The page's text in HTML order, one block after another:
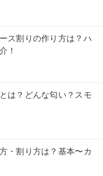
ス割りの作り方は？ハ
！
は？どんな匂い？スモ
・割り方は？基本〜カ